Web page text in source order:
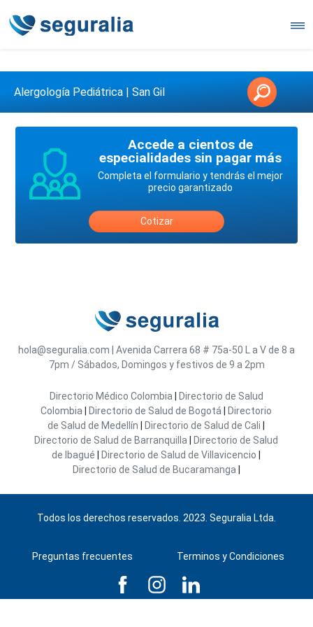
Contáctanos en 3147146006
Alergología Pediátrica | San Gil
Accede a cientos de
especialidades sin pagar más
Completa el formulario y tendrás el mejor
precio garantizado
Cotizar
hola@seguralia.com Avenida Carrera 68 # 75a-50
L a V de 8 a
7pm / Sábados, Domingos y festivos de 9 a 2pm
Directorio Médico Colombia
Directorio de Salud
Colombia
Directorio de Salud de Bogotá
Directorio
de Salud de Medellín
Directorio de Salud de Cali
Directorio de Salud de Barranquilla
Directorio de Salud
de Ibagué
Directorio de Salud de Villavicencio
Directorio de Salud de Bucaramanga
Todos los derechos reservados. 2023. Seguralia Ltda.
Preguntas frecuentes Terminos y Condiciones